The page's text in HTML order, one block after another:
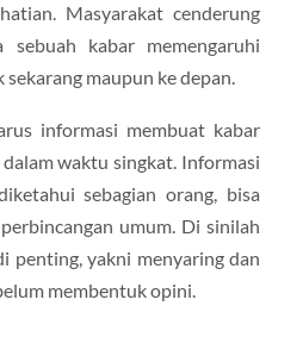
Masyarakat cenderung
sebuah kabar memengaruhi
maupun ke depan.
informasi membuat kabar
waktu singkat. Informasi
sebagian orang, bisa
umum. Di sinilah
penting, yakni menyaring dan
membentuk opini.